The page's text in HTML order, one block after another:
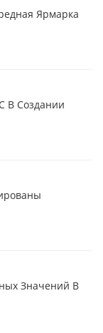
Ярмарка
В Создании
Значений В